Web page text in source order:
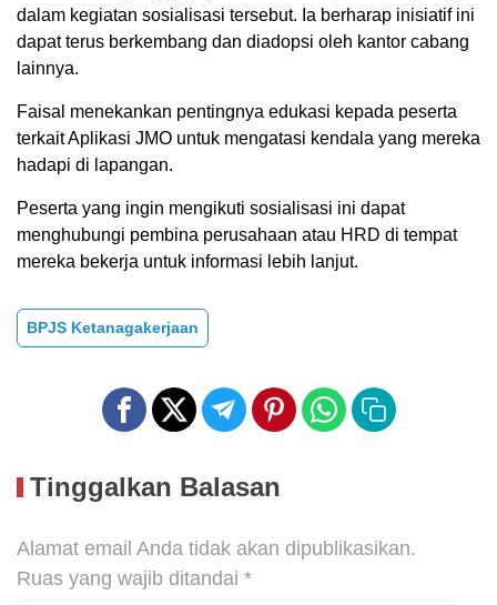
dalam kegiatan sosialisasi tersebut. Ia berharap inisiatif ini
dapat terus berkembang dan diadopsi oleh kantor cabang
lainnya.
Faisal menekankan pentingnya edukasi kepada peserta
terkait Aplikasi JMO untuk mengatasi kendala yang mereka
hadapi di lapangan.
Peserta yang ingin mengikuti sosialisasi ini dapat
menghubungi pembina perusahaan atau HRD di tempat
mereka bekerja untuk informasi lebih lanjut.
BPJS Ketanagakerjaan
Tinggalkan Balasan
Alamat email Anda tidak akan dipublikasikan.
Ruas yang wajib ditandai *